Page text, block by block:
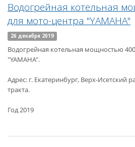
Водогрейная котельная
для мото-центра "YAMAHA"
26 декабря 2019
Водогрейная котельная мощностью
"YAMAHA".
Адрес: г. Екатеринбург, Верх-Исетский
тракта.
Год 2019